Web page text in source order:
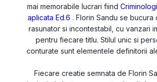
mai memorabile lucrari fiind
aplicata Ed.6 . Florin Sandu se bucura
rasunator si incontestabil, cu vanzari
pentru fiecare titlu. Stilul unic si
conturate sunt elementele definitorii
Fiecare creatie semnata de Florin